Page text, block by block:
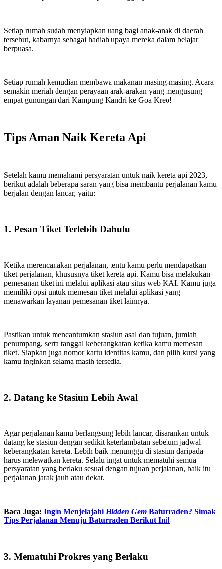
Setiap rumah sudah menyiapkan uang bagi anak-anak di daerah
tersebut, kabarnya sebagai hadiah upaya mereka dalam belajar
berpuasa.
Setiap rumah kemudian membawa makanan masing-masing. Acara
semakin meriah dengan perayaan arak-arakan yang mengusung
empat gunungan dari Kampung Kandri ke Goa Kreo!
Tips Aman Naik Kereta Api
Setelah kamu memahami persyaratan untuk naik kereta api 2023,
berikut adalah beberapa saran yang bisa membantu perjalanan kamu
berjalan dengan lancar, yaitu:
1. Pesan Tiket Terlebih Dahulu
Ketika merencanakan perjalanan, tentu kamu perlu mendapatkan
tiket perjalanan, khususnya tiket kereta api. Kamu bisa melakukan
pemesanan tiket ini melalui aplikasi atau situs web KAI. Kamu juga
memiliki opsi untuk memesan tiket melalui aplikasi yang
menawarkan layanan pemesanan tiket lainnya.
Pastikan untuk mencantumkan stasiun asal dan tujuan, jumlah
penumpang, serta tanggal keberangkatan ketika kamu memesan
tiket. Siapkan juga nomor kartu identitas kamu, dan pilih kursi yang
kamu inginkan selama masih tersedia.
2. Datang ke Stasiun Lebih Awal
Agar perjalanan kamu berlangsung lebih lancar, disarankan untuk
datang ke stasiun dengan sedikit keterlambatan sebelum jadwal
keberangkatan kereta. Lebih baik menunggu di stasiun daripada
harus melewatkan kereta. Selalu ingat untuk mematuhi semua
persyaratan yang berlaku sesuai dengan tujuan perjalanan, baik itu
perjalanan jarak jauh atau dekat.
Baca Juga: Ingin Menjelajahi Hidden Gem Baturraden? Simak
Tips Perjalanan Menuju Baturraden Berikut Ini!
3. Mematuhi Prokres yang Berlaku